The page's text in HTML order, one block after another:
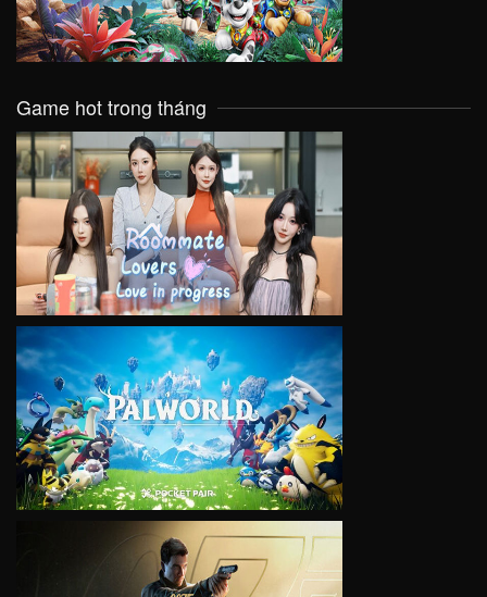
Game hot trong tháng
VIEW
VIEW